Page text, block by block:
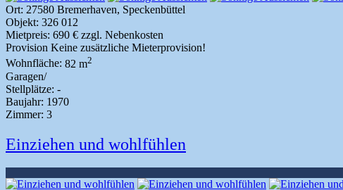
Ort: 27580 Bremerhaven, Speckenbüttel
Objekt: 326 012
Mietpreis: 690 € zzgl. Nebenkosten
Provision Keine zusätzliche Mieterprovision!
Wohnfläche: 82 m2
Garagen/
Stellplätze: -
Baujahr: 1970
Zimmer: 3
Einziehen und wohlfühlen